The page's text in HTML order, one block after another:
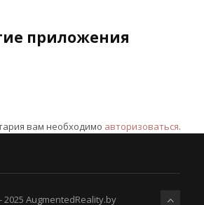
приложения
вам необходимо авторизоваться.
2025 AugmentedReality.by